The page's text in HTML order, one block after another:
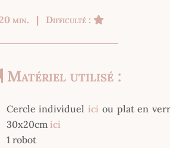
20 min. | Difficulté :
Matériel utilisé :
Cercle individuelici ou plat en
30x20cm ici
1 robot